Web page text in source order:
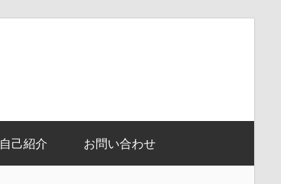
自己紹介 お問い合わせ